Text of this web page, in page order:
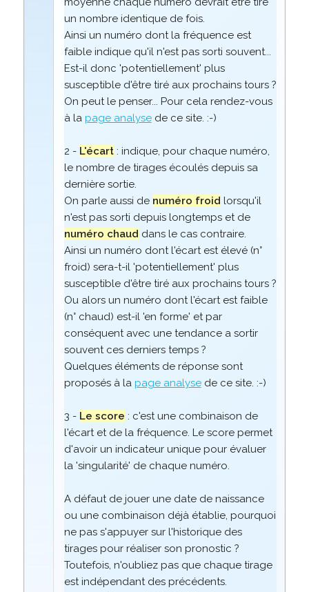
un nombre identique de fois.
Ainsi un numéro dont la fréquence est
faible indique qu'il n'est pas sorti souvent...
Est-il donc 'potentiellement' plus
susceptible d'être tiré aux prochains tours ?
On peut le penser... Pour cela rendez-vous
à la page analysede ce site. :-)
2 - L'écart: indique, pour chaque numéro,
le nombre de tirages écoulés depuis sa
dernière sortie.
On parle aussi de numéro froid lorsqu'il
n'est pas sorti depuis longtemps et de
numéro chaud dans le cas contraire.
Ainsi un numéro dont l'écart est élevé (n°
froid) sera-t-il 'potentiellement' plus
susceptible d'être tiré aux prochains tours ?
Ou alors un numéro dont l'écart est faible
(n° chaud) est-il 'en forme' et par
conséquent avec une tendance a sortir
souvent ces derniers temps ?
Quelques éléments de réponse sont
proposés à la page analysede ce site. :-)
3 - Le score : c'est une combinaison de
l'écart et de la fréquence. Le score permet
d'avoir un indicateur unique pour évaluer
la 'singularité' de chaque numéro.
A défaut de jouer une date de naissance
ou une combinaison déjà établie, pourquoi
ne pas s'appuyer sur l'historique des
tirages pour réaliser son pronostic ?
Toutefois, n'oubliez pas que chaque tirage
est indépendant des précédents.